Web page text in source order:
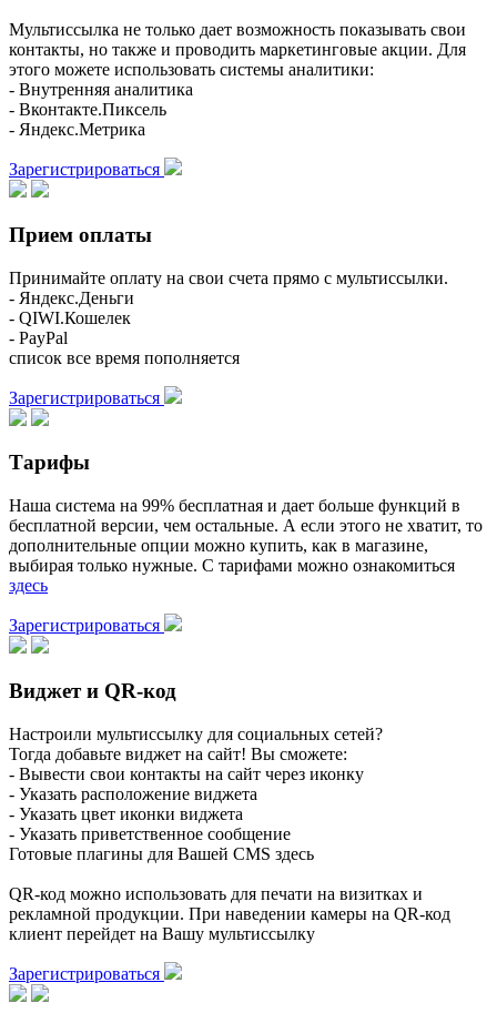
Мультиссылка не только дает возможность показывать свои
контакты, но также и проводить маркетинговые акции. Для
этого можете использовать системы аналитики:
- Внутренняя аналитика
- Вконтакте.Пиксель
- Яндекс.Метрика
Зарегистрироваться
Прием оплаты
Принимайте оплату на свои счета прямо с мультиссылки.
- Яндекс.Деньги
- QIWI.Кошелек
- PayPal
список все время пополняется
Зарегистрироваться
Тарифы
Наша система на 99% бесплатная и дает больше функций в
бесплатной версии, чем остальные. А если этого не хватит, то
дополнительные опции можно купить, как в магазине,
выбирая только нужные. С тарифами можно ознакомиться
здесь
Зарегистрироваться
Виджет и QR-код
Настроили мультиссылку для социальных сетей?
Тогда добавьте виджет на сайт! Вы сможете:
- Вывести свои контакты на сайт через иконку
- Указать расположение виджета
- Указать цвет иконки виджета
- Указать приветственное сообщение
Готовые плагины для Вашей CMS здесь
QR-код можно использовать для печати на визитках и
рекламной продукции. При наведении камеры на QR-код
клиент перейдет на Вашу мультиссылку
Зарегистрироваться